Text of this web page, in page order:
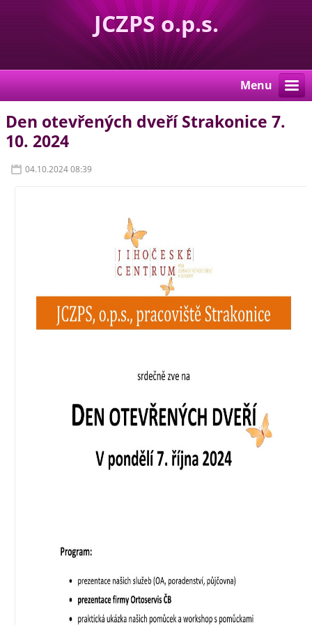
JCZPS o.p.s.
Menu
Den otevřených dveří Strakonice 7.
10. 2024
04.10.2024 08:39